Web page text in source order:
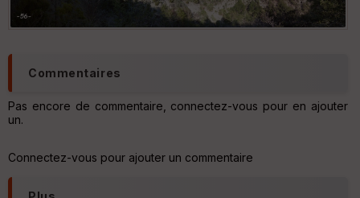
Commentaires
Pas encore de commentaire, connectez-vous pour en ajouter
un.
Connectez-vous pour ajouter un commentaire